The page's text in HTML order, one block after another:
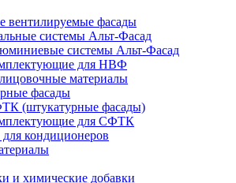
вентилируемые фасады
системы Альт-Фасад
системы Альт-Фасад
для НВФ
материалы
фасады
(штукатурные фасады)
для СФТК
кондиционеров
и химические добавки